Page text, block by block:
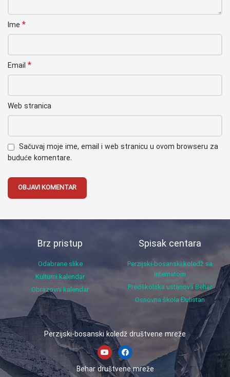
Ime *
Email *
Web stranica
Sačuvaj moje ime, email i web stranicu u ovom browseru za
buduće komentare.
Brz pristup
Odabrane slike
Kulturni kalendar
Obrazovni kalendar
Spisak centara
Perzijski-bosanski koledž sa
internatom
Predškolska ustanova Behar
Osnovna škola Đulistan
Perzijski-bosanski koledž društvene mreže
Behar društvene mreže